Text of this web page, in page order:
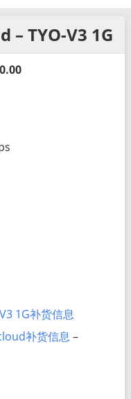
– TYO-V3 1G
1G补货信息
补货信息 –